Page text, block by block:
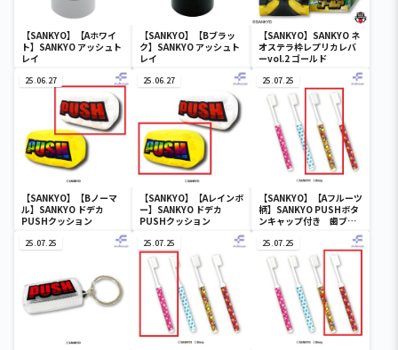
【SANKYO】【Aホワイ
ト】SANKYO アッシュト
レイ
【SANKYO】【Bブラッ
ク】SANKYO アッシュト
レイ
【SANKYO】SANKYO ネ
オステラ枠レプリカレバ
ーvol.2 ゴールド
25.06.27
【SANKYO】【Bノーマ
ル】SANKYO ドデカ
PUSHクッション
25.06.27
【SANKYO】【Aレインボ
ー】SANKYO ドデカ
PUSHクッション
25.07.25
【SANKYO】【Aフルーツ
柄】SANKYO PUSHボタ
ンキャップ付き 歯ブラ
25.07.25 25.07.25 25.07.25